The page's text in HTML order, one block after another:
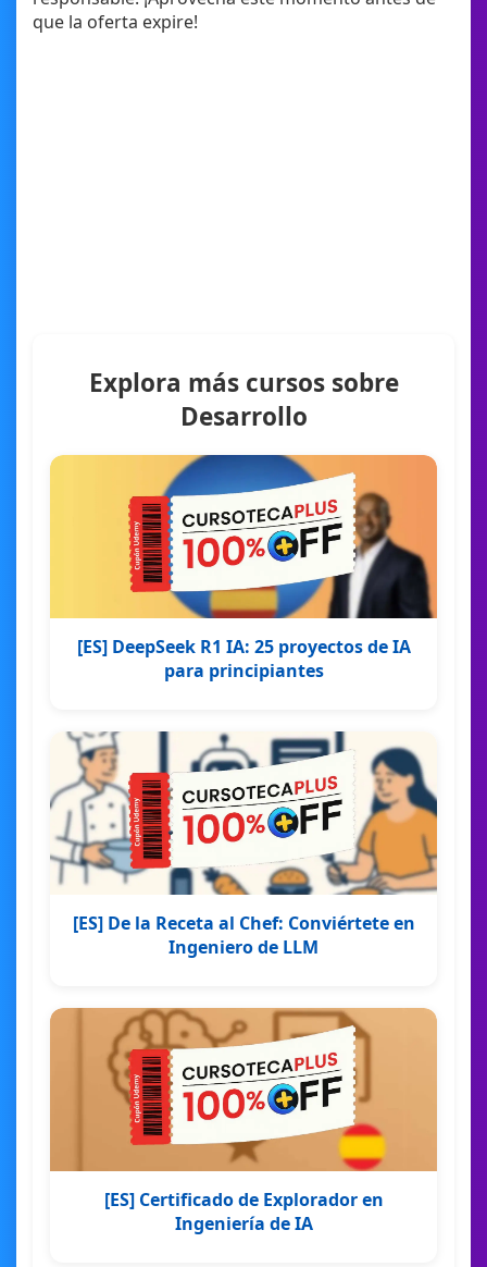
que la oferta expire!
Explora más cursos sobre
Desarrollo
[ES] DeepSeek R1 IA: 25 proyectos de IA
para principiantes
[ES] De la Receta al Chef: Conviértete en
Ingeniero de LLM
[ES] Certificado de Explorador en
Ingeniería de IA